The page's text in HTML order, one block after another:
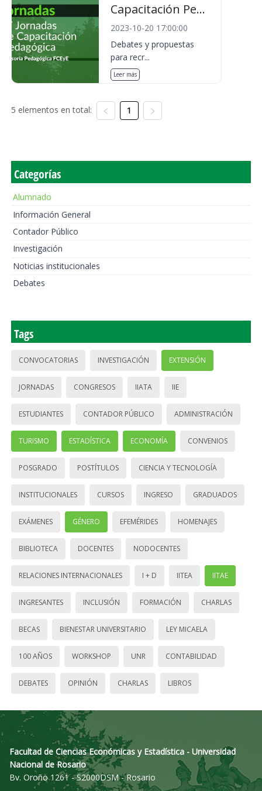
Capacitación Pe...
2023-10-20 17:00:00
Debates y propuestas
para recr...
Leer más
5 elementos en total: 1
Categorías
Alumnado
Información General
Contador Público
Investigación
Noticias institucionales
Debates
Tags
CONVOCATORIAS INVESTIGACIÓN EXTENSIÓN
JORNADAS CONGRESOS IIATA IIE
ESTUDIANTES CONTADOR PÚBLICO ADMINISTRACIÓN
TURISMO ESTADÍSTICA ECONOMÍA CONVENIOS
POSGRADO POSTÍTULOS CIENCIA Y TECNOLOGÍA
INSTITUCIONALES CURSOS INGRESO GRADUADOS
EXÁMENES GÉNERO EFEMÉRIDES HOMENAJES
BIBLIOTECA DOCENTES NODOCENTES
RELACIONES INTERNACIONALES I + D IITEA IITAE
INGRESANTES INCLUSIÓN FORMACIÓN CHARLAS
BECAS BIENESTAR UNIVERSITARIO LEY MICAELA
100 AÑOS WORKSHOP UNR CONTABILIDAD
DEBATES OPINIÓN CHARLAS LIBROS
Facultad de Ciencias Económicas y Estadística - Universidad
Nacional de Rosario
Bv. Oroño 1261 - S2000DSM - Rosario